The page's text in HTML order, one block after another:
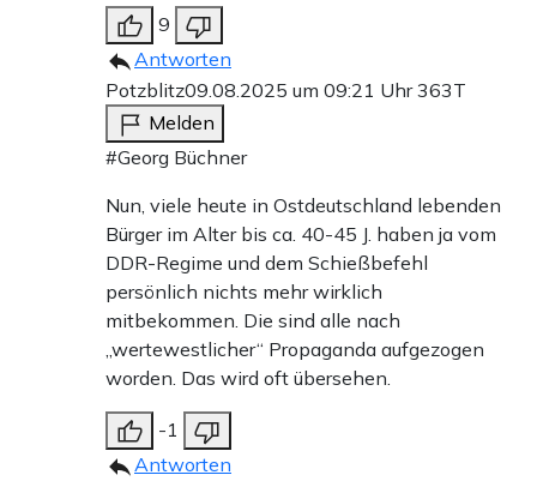
9
Antworten
Potzblitz09.08.2025 um 09:21 Uhr363T
Melden
#Georg Büchner
Nun, viele heute in Ostdeutschland lebenden
Bürger im Alter bis ca. 40-45 J. haben ja vom
DDR-Regime und dem Schießbefehl
persönlich nichts mehr wirklich
mitbekommen. Die sind alle nach
„wertewestlicher“ Propaganda aufgezogen
worden. Das wird oft übersehen.
-1
Antworten